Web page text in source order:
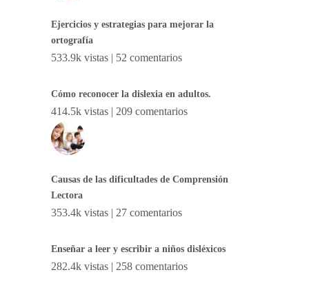
Ejercicios y estrategias para mejorar la
ortografía
533.9k vistas | 52 comentarios
Cómo reconocer la dislexia en adultos.
414.5k vistas | 209 comentarios
Causas de las dificultades de Comprensión
Lectora
353.4k vistas | 27 comentarios
Enseñar a leer y escribir a niños disléxicos
282.4k vistas | 258 comentarios